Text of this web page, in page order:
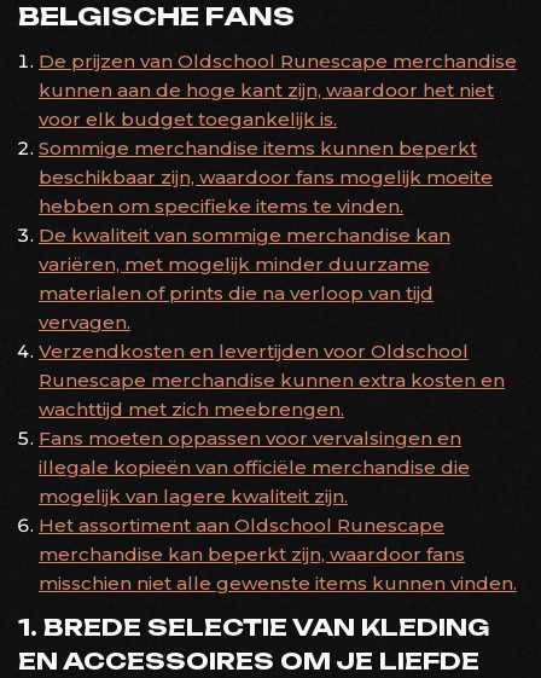
BELGISCHE FANS
De prijzen van Oldschool Runescape merchandise
kunnen aan de hoge kant zijn, waardoor het niet
voor elk budget toegankelijk is.
Sommige merchandise items kunnen beperkt
beschikbaar zijn, waardoor fans mogelijk moeite
hebben om specifieke items te vinden.
De kwaliteit van sommige merchandise kan
variëren, met mogelijk minder duurzame
materialen of prints die na verloop van tijd
vervagen.
Verzendkosten en levertijden voor Oldschool
Runescape merchandise kunnen extra kosten en
wachttijd met zich meebrengen.
Fans moeten oppassen voor vervalsingen en
illegale kopieën van officiële merchandise die
mogelijk van lagere kwaliteit zijn.
Het assortiment aan Oldschool Runescape
merchandise kan beperkt zijn, waardoor fans
misschien niet alle gewenste items kunnen vinden.
1. BREDE SELECTIE VAN KLEDING
EN ACCESSOIRES OM JE LIEFDE